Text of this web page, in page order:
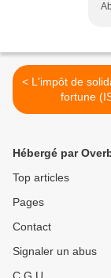
< L'impôt de solidarité sur la
fortune
Hébergé par
Top articles
Pages
Contact
Signaler un abus